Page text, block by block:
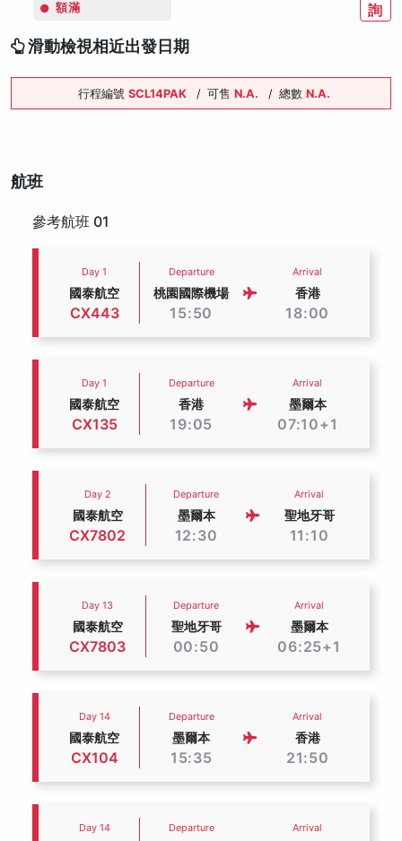
額滿
詢
滑動檢視相近出發日期
行程編號 SCL14PAK / 可售 N.A. / 總數 N.A.
航班
參考航班 01
Day 1
國泰航空
CX443
Departure
桃園國際機場
15:50
Arrival
香港
18:00
Day 1
國泰航空
CX135
Departure
香港
19:05
Arrival
墨爾本
07:10+1
Day 2
國泰航空
CX7802
Departure
墨爾本
12:30
Arrival
聖地牙哥
11:10
Day 13
國泰航空
CX7803
Departure
聖地牙哥
00:50
Arrival
墨爾本
06:25+1
Day 14
國泰航空
CX104
Departure
墨爾本
15:35
Arrival
香港
21:50
Day 14 Departure Arrival